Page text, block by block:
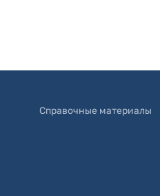
Справочные материалы